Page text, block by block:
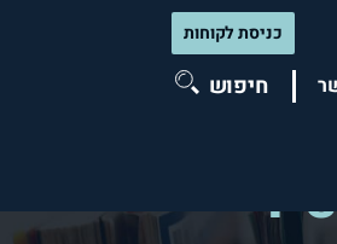
כניסת לקוחות
חיפוש